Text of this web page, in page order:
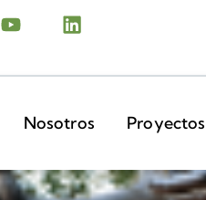
Nosotros Proyectos